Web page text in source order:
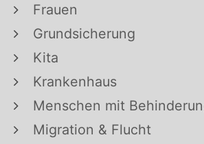
Frauen
Grundsicherung
Kita
Krankenhaus
Menschen mit
Migration & Flucht